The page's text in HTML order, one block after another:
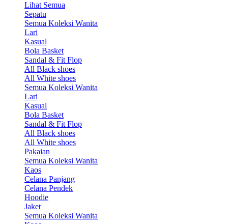
Lihat Semua
Sepatu
Semua Koleksi Wanita
Lari
Kasual
Bola Basket
Sandal & Fit Flop
All Black shoes
All White shoes
Semua Koleksi Wanita
Lari
Kasual
Bola Basket
Sandal & Fit Flop
All Black shoes
All White shoes
Pakaian
Semua Koleksi Wanita
Kaos
Celana Panjang
Celana Pendek
Hoodie
Jaket
Semua Koleksi Wanita